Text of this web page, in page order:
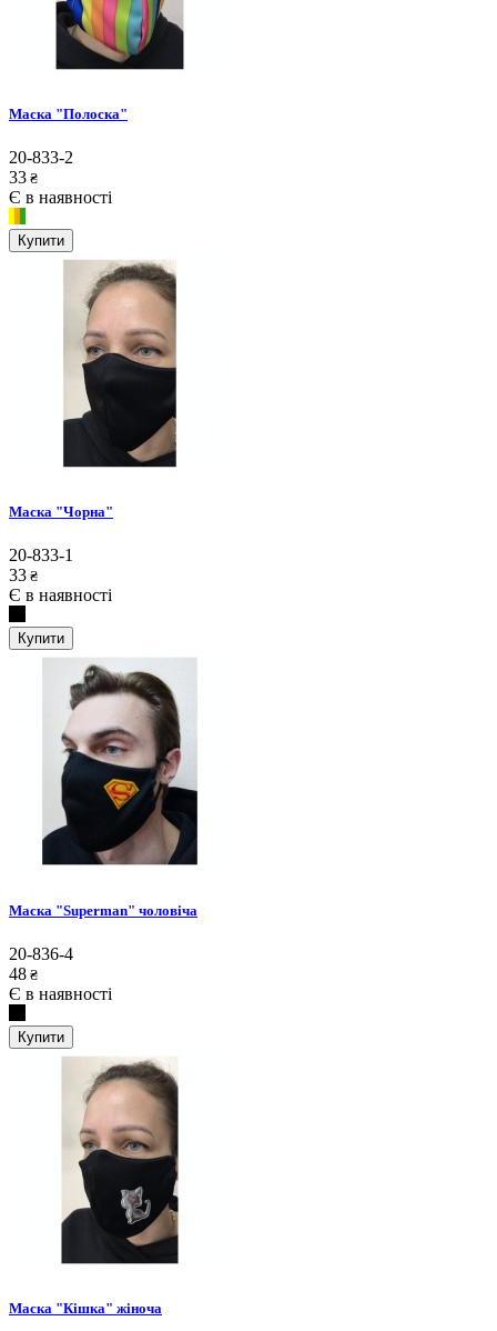
Маска "Полоска"
20-833-2
33 ₴
Є в наявності
Купити
Маска "Чорна"
20-833-1
33 ₴
Є в наявності
Купити
Маска "Superman" чоловіча
20-836-4
48 ₴
Є в наявності
Купити
Маска "Кішка" жіноча